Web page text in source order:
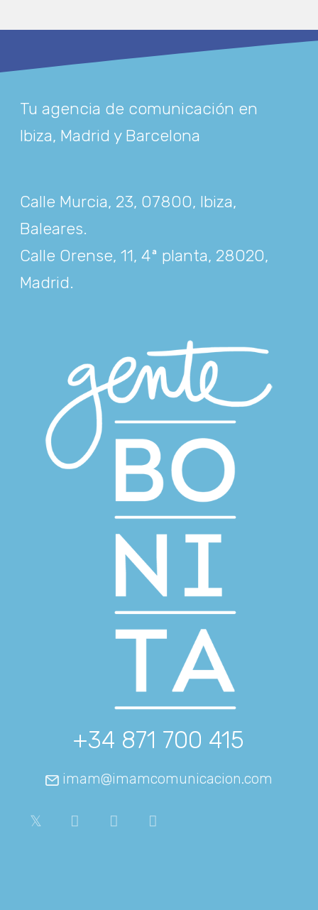
Tu agencia de comunicación en
Ibiza, Madrid y Barcelona
Calle Murcia, 23, 07800, Ibiza,
Baleares.
Calle Orense, 11, 4ª planta, 28020,
Madrid.
+34 871 700 415
imam@imamcomunicacion.com